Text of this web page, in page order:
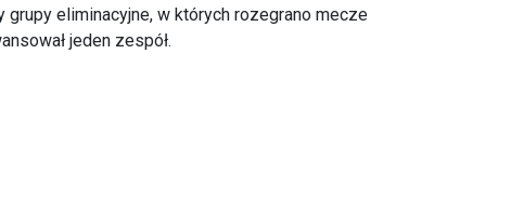
eliminacyjne, w których rozegrano mecze
jeden zespół.